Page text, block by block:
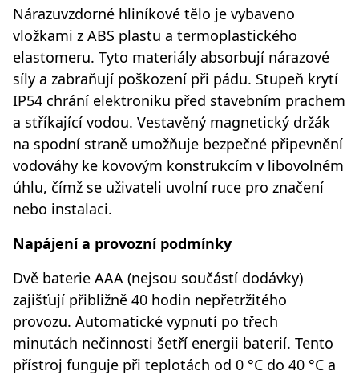
Nárazuvzdorné hliníkové tělo je vybaveno
vložkami z ABS plastu a termoplastického
elastomeru. Tyto materiály absorbují nárazové
síly a zabraňují poškození při pádu. Stupeň krytí
IP54 chrání elektroniku před stavebním prachem
a stříkající vodou. Vestavěný magnetický držák
na spodní straně umožňuje bezpečné připevnění
vodováhy ke kovovým konstrukcím v libovolném
úhlu, čímž se uživateli uvolní ruce pro značení
nebo instalaci.
Napájení a provozní podmínky
Dvě baterie AAA (nejsou součástí dodávky)
zajišťují přibližně 40 hodin nepřetržitého
provozu. Automatické vypnutí po třech
minutách nečinnosti šetří energii baterií. Tento
přístroj funguje při teplotách od 0 °C do 40 °C a